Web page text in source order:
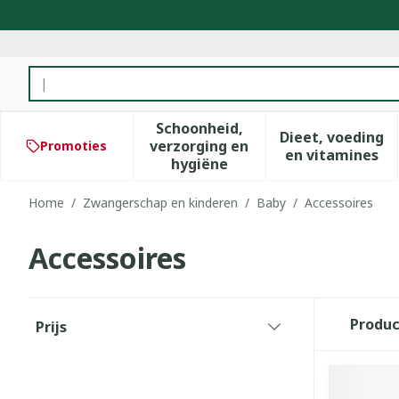
Product, merk, categorie...
Promoties
Schoonheid,
verzorging en
hygiëne
Toon submenu voor
Dieet, voeding
en vitamines
Toon
Home / Zwangerschap en kinderen / Baby / Accessoires
Accessoires
Prijs